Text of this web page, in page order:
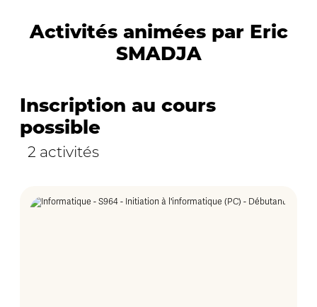
Activités animées par Eric
SMADJA
Inscription au cours
possible
2 activités